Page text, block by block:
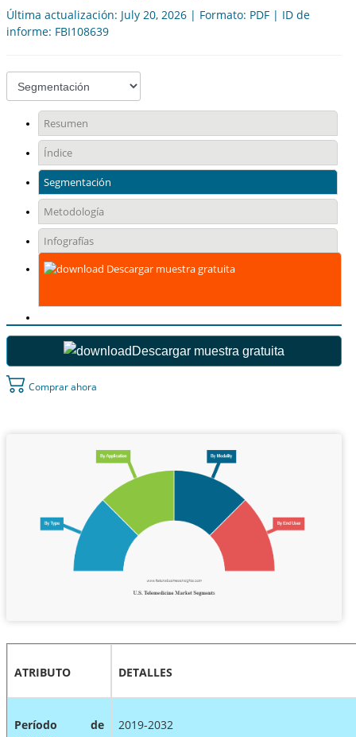
Última actualización: July 20, 2026 | Formato: PDF | ID de
informe: FBI108639
Resumen
Índice
Segmentación
Metodología
Infografías
Descargar muestra gratuita
Descargar muestra gratuita
Comprar ahora
ATRIBUTO DETALLES
Período de
2019-2032